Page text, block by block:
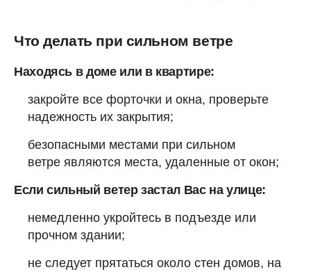
Что делать при сильном ветре
Находясь в доме или в квартире:
закройте все форточки и окна, проверьте
надежность их закрытия;
безопасными местами при сильном
ветре являются места, удаленные от окон;
Если сильный ветер застал Вас на улице:
немедленно укройтесь в подъезде или
прочном здании;
не следует прятаться около стен домов, на